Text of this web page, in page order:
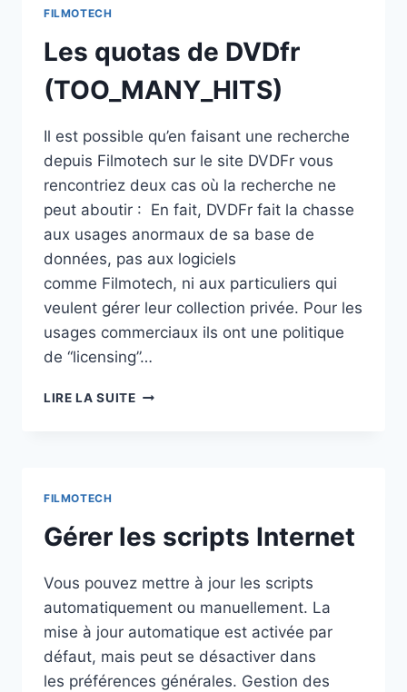
FILMOTECH
Les quotas de DVDfr
(TOO_MANY_HITS)
Il est possible qu’en faisant une recherche
depuis Filmotech sur le site DVDFr vous
rencontriez deux cas où la recherche ne
peut aboutir : En fait, DVDFr fait la chasse
aux usages anormaux de sa base de
données, pas aux logiciels
comme Filmotech, ni aux particuliers qui
veulent gérer leur collection privée. Pour les
usages commerciaux ils ont une politique
de “licensing”…
LIRE LA SUITELES
FILMOTECH
Gérer les scripts Internet
Vous pouvez mettre à jour les scripts
automatiquement ou manuellement. La
mise à jour automatique est activée par
défaut, mais peut se désactiver dans
les préférences générales. Gestion des